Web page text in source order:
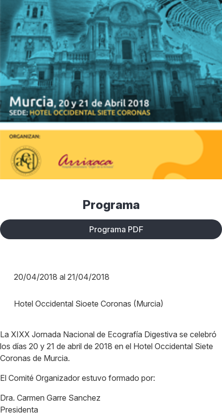
Programa
Programa PDF
20/04/2018 al 21/04/2018
Hotel Occidental Sioete Coronas (Murcia)
La XIXX Jornada Nacional de Ecografía Digestiva se celebró
los días 20 y 21 de abril de 2018 en el Hotel Occidental Siete
Coronas de Murcia.
El Comité Organizador estuvo formado por:
Dra. Carmen Garre Sanchez
Presidenta